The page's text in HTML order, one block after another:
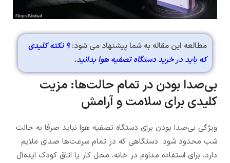
مطالعه این مقاله به شما پیشنهاد می شود:
9 نکته کلیدی
که باید در خرید دستگاه تصفیه هوا بدانید.
بی‌صدا بودن در تمام حالت‌ها: مزیت
کلیدی برای سلامت و آرامش
ویژگی بی‌صدا بودن برای دستگاه تصفیه هوا نباید صرفا به حالت
شب محدود شود. دستگاهی که در تمام سرعت‌ها صدای ملایم
دارد، برای استفاده مداوم در خانه، محل کار یا اتاق کودک ایده‌آل